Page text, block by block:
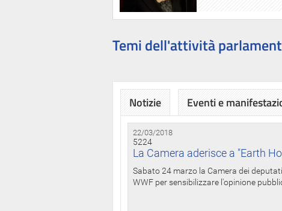
Temi dell'attività
Notizie Eventi e
22/03/2018
5224
La Camera aderisce a "Earth
Sabato 24 marzo la Camera dei
WWF per sensibilizzare l'opinione